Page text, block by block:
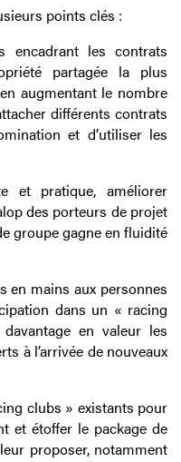
points clés :
encadrant les contrats
partagée la plus
augmentant le nombre
différents contrats
et d’utiliser les
et pratique, améliorer
des porteurs de projet
groupe gagne en fluidité
en mains aux personnes
dans un « racing
en valeur les
à l’arrivée de nouveaux
clubs » existants pour
et étoffer le package de
proposer, notamment